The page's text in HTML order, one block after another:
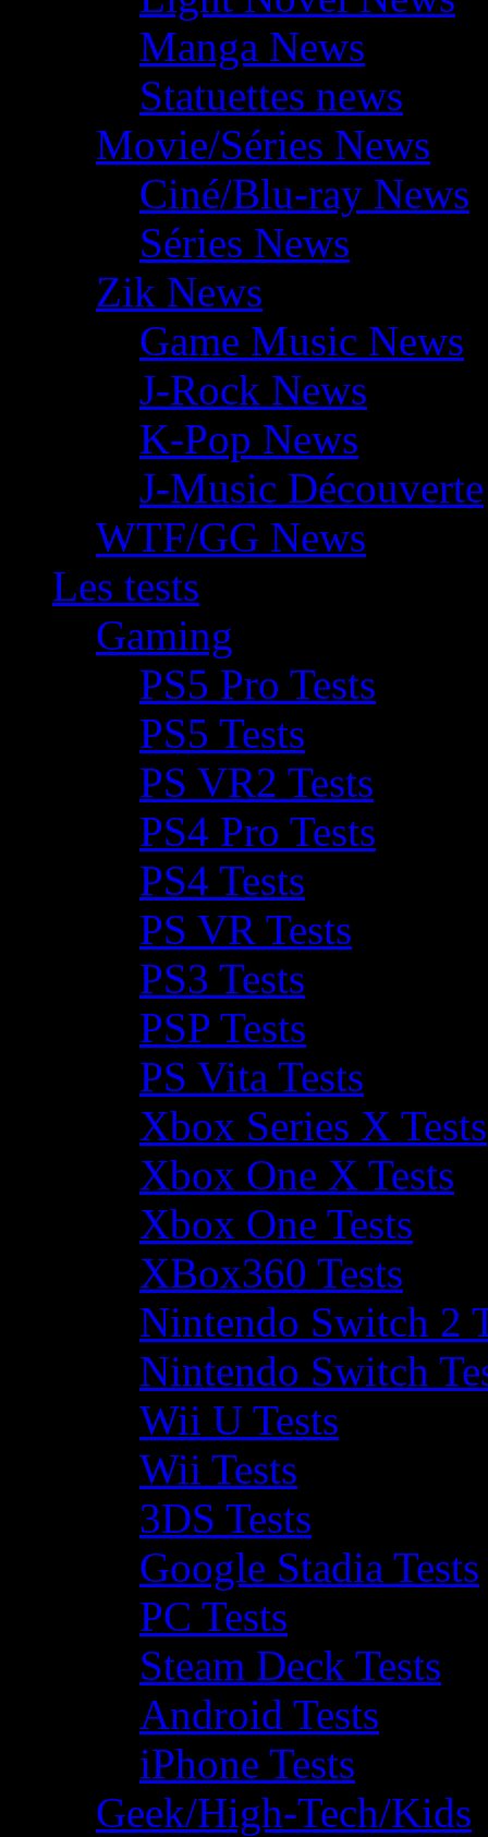
Manga News
Statuettes news
Movie/Séries News
Ciné/Blu-ray News
Séries News
Zik News
Game Music News
J-Rock News
K-Pop News
J-Music Découverte
WTF/GG News
Les tests
Gaming
PS5 Pro Tests
PS5 Tests
PS VR2 Tests
PS4 Pro Tests
PS4 Tests
PS VR Tests
PS3 Tests
PSP Tests
PS Vita Tests
Xbox Series X Tests
Xbox One X Tests
Xbox One Tests
XBox360 Tests
Nintendo Switch 2
Nintendo Switch
Wii U Tests
Wii Tests
3DS Tests
Google Stadia Tests
PC Tests
Steam Deck Tests
Android Tests
iPhone Tests
Geek/High-Tech/Kids